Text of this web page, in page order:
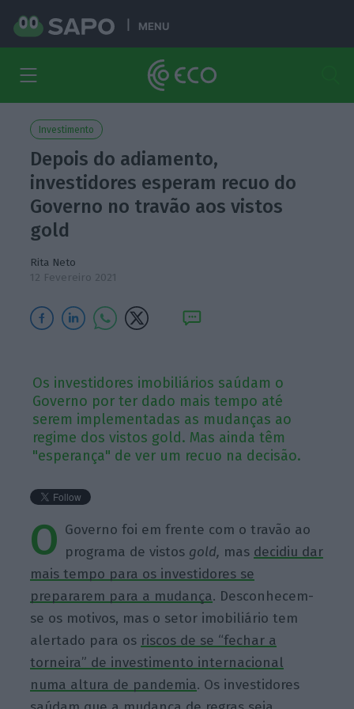
MENU
Investimento
Depois do adiamento,
investidores esperam recuo do
Governo no travão aos vistos
gold
Rita Neto
12 Fevereiro 2021
Os investidores imobiliários saúdam o
Governo por ter dado mais tempo até
serem implementadas as mudanças ao
regime dos vistos gold. Mas ainda têm
"esperança" de ver um recuo na decisão.
O Governo foi em frente com o travão ao
programa de vistos gold, mas decidiu dar
mais tempo para os investidores se
prepararem para a mudança. Desconhecem-
se os motivos, mas o setor imobiliário tem
alertado para os riscos de se “fechar a
torneira” de investimento internacional
numa altura de pandemia. Os investidores